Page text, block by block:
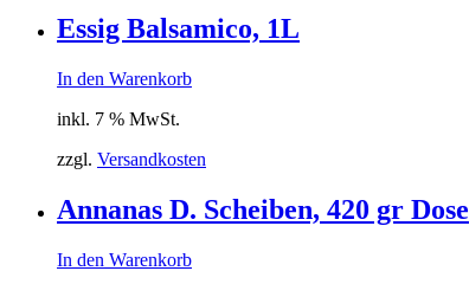
Essig Balsamico, 1L
In den Warenkorb
inkl. 7 % MwSt.
zzgl. Versandkosten
Annanas D. Scheiben, 420 gr Dose
In den Warenkorb